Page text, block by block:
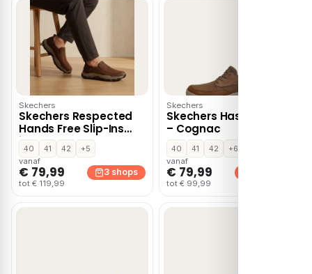
Skechers
Skechers Respected
Hands Free Slip-Ins
instapschoenen –
Cognac
40 41 42
+5
vanaf
€ 79,99
tot € 119,99
3 shops
Skechers
Skechers Hasting Rory
– Cognac
40 41 42
+6
vanaf
€ 79,99
tot € 99,99